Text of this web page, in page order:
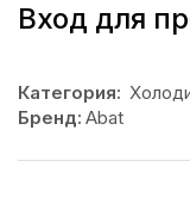
Вход для
Категория:
Бренд: Abat